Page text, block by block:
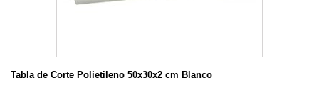
Tabla de Corte Polietileno 50x30x2 cm Blanco